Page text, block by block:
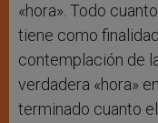
«hora». Todo
tiene como
contemplación de
verdadera «hora»
terminado cuanto